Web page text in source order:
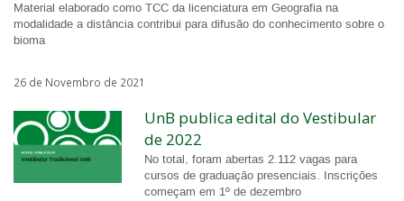
Material elaborado como TCC da licenciatura em Geografia na
modalidade a distância contribui para difusão do conhecimento sobre o
bioma
26 de Novembro de 2021
UnB publica edital do Vestibular
de 2022
No total, foram abertas 2.112 vagas para
cursos de graduação presenciais. Inscrições
começam em 1º de dezembro